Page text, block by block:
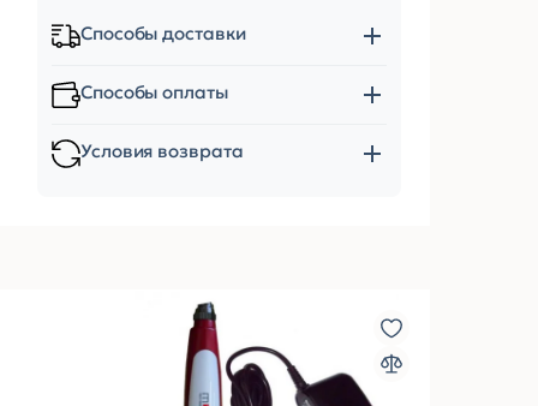
Способы доставки
Способы оплаты
Условия возврата